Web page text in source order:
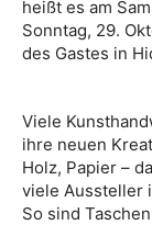
heißt es am
Sonntag, 29.
des Gastes in
Viele
ihre neuen
Holz, Papier –
viele Aussteller
So sind